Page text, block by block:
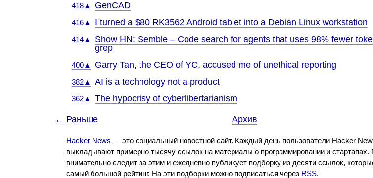
418▲ GenCAD
416▲ I turned a $80 RK3562 Android tablet into a Debian Linux workstation
414▲
Show HN: Semble – Code search for agents that uses 98% fewer
grep
400▲ Garry Tan, the CEO of YC, accused me of unethical reporting
382▲ AI is a technology not a product
362▲ The hypocrisy of cyberlibertarianism
← Раньше Архив
Hacker News — это социальный новостной сайт. Каждый день пользователи Hacker
выкладывают примерно тысячу ссылок на материалы о программировании и стартапах.
внимательно следит за этим и ежедневно публикует подборку из десяти ссылок,
самый большой рейтинг. На эти подборки можно подписаться через RSS.